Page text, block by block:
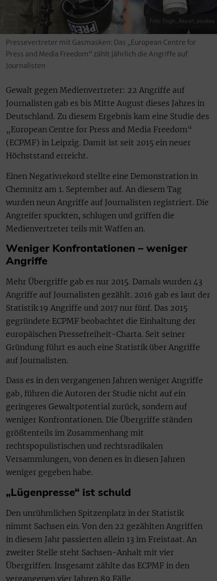
Foto: Engin_Akyurt, pixabay
Pressevertreter mit Gasmasken: Das „European Centre for
Press and Media Freedom“ zählt jährlich die Angriffe auf
Journalisten
Gewalt gegen Medienvertreter: 22 Angriffe auf
Journalisten gab es bis Mitte August dieses Jahres in
Deutschland. Zu diesem Ergebnis kam eine Studie des
„European Centre for Press and Media Freedom“
(ECPMF) in Leipzig. Damit ist seit 2015 ein neuer
Höchststand erreicht.
Einen Negativrekord stellte eine Demonstration in
Chemnitz am 1. September auf. An diesem Tag
wurden neun Angriffe auf Journalisten registriert. Die
Angreifer spuckten, schlugen und griffen die
Medienvertreter teils mit Waffen an.
Weniger Konfrontationen – weniger
Angriffe
Mehr Übergriffe gab es nur 2015. Damals wurden 43
Angriffe auf Journalisten gezählt. 2016 gab es laut der
Statistik 19 Angriffe und 2017 nur fünf. Das 2015
gegründete ECPMF beobachtet die Einhaltung der
europäischen Pressefreiheit-Charta. Seit seiner
Gründung führt es auch eine Statistik über Angriffe
auf Journalisten.
Dass es in den vergangenen Jahren weniger Angriffe
gab, führen die Autoren der Studie nicht auf ein
geringeres Gewaltpotential zurück, sondern auf
weniger Konfrontationen. Die Übergriffe ständen
größtenteils im Zusammenhang mit
rechtspopulistischen und rechtsradikalen
Versammlungen, von denen es in diesen Jahren
weniger gegeben habe.
„Lügenpresse“ ist schuld
Den unrühmlichen Spitzenplatz in der Statistik
nimmt Sachsen ein. Von den 22 gezählten Angriffen
in diesem Jahr passierten allein 13 im Freistaat. An
zweiter Stelle steht Sachsen-Anhalt mit vier
Übergriffen. Insgesamt zählte das ECPMF in den
vergangenen vier Jahren 89 Fälle.